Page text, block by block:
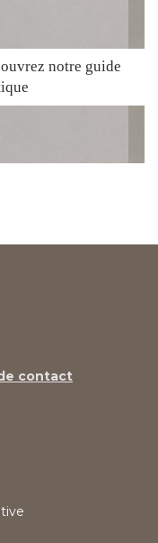
notre guide
contact